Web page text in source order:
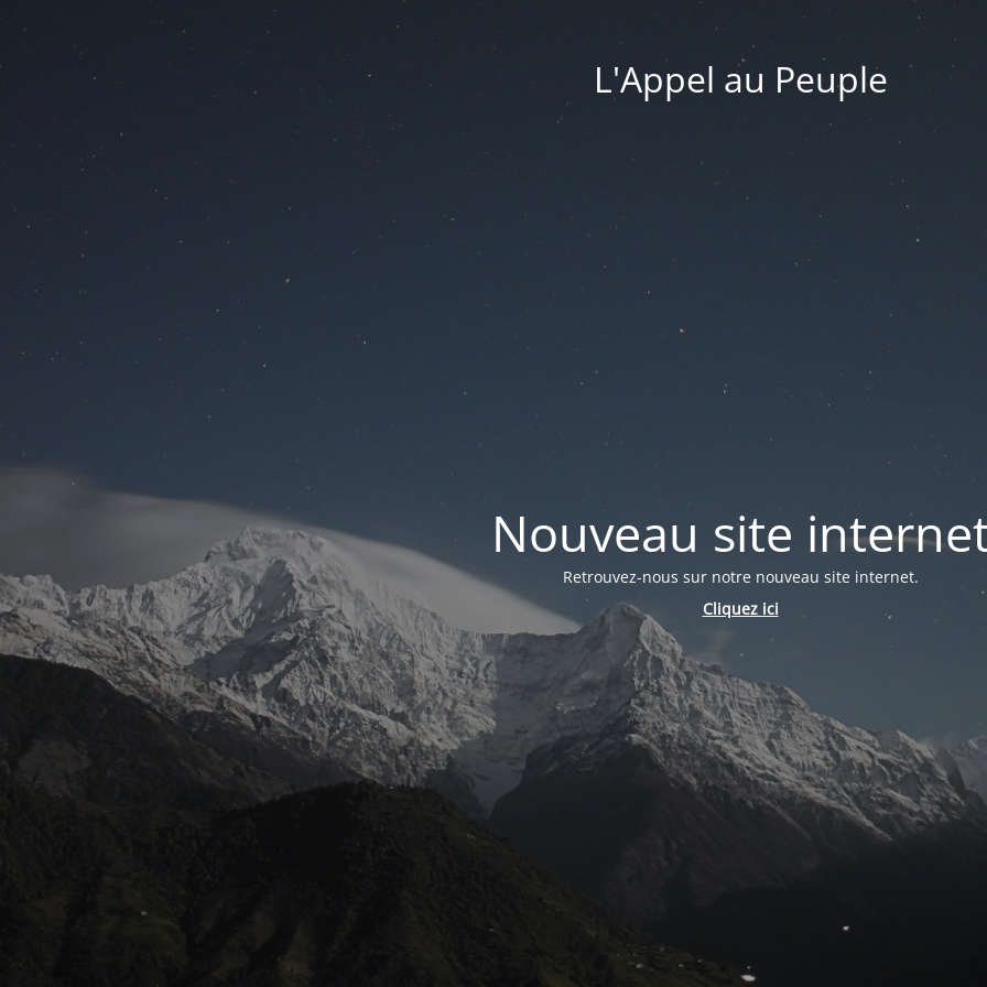
L'Appel au Peuple
Nouveau site
Retrouvez-nous sur notre nouveau site internet.
Cliquez ici